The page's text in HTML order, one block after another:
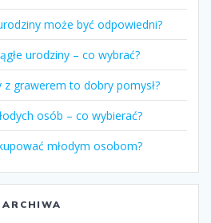
może być odpowiedni?
urodziny – co wybrać?
grawerem to dobry pomysł?
osób – co wybierać?
młodym osobom?
ARCHIWA